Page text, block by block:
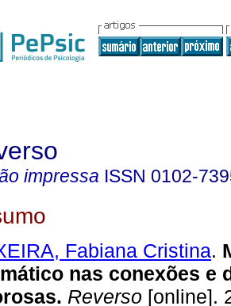
impressa ISSN 0102-
Fabiana Cristina.
nas conexões e
. Reverso [online].